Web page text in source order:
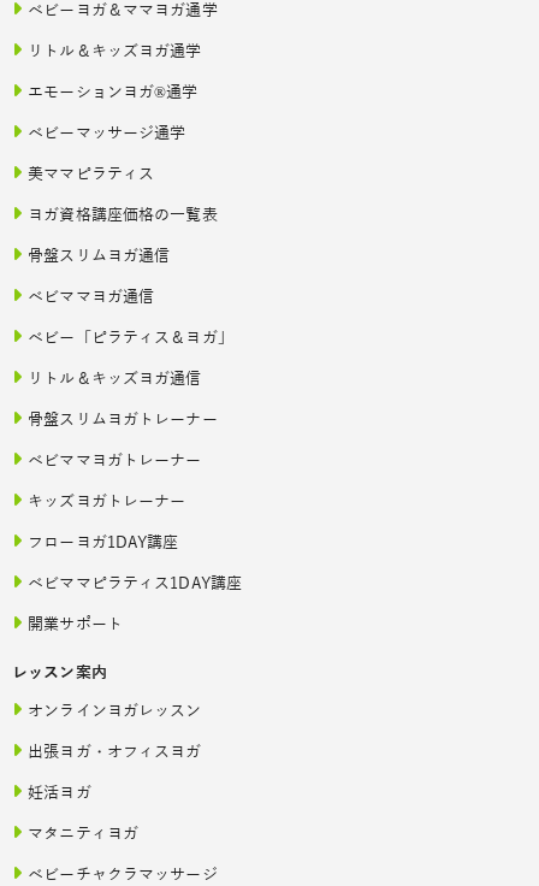
ベビーヨガ＆ママヨガ通学
リトル＆キッズヨガ通学
エモーションヨガ®通学
ベビーマッサージ通学
美ママピラティス
ヨガ資格講座価格の一覧表
骨盤スリムヨガ通信
ベビママヨガ通信
ベビー「ピラティス＆ヨガ」
リトル＆キッズヨガ通信
骨盤スリムヨガトレーナー
ベビママヨガトレーナー
キッズヨガトレーナー
フローヨガ1DAY講座
ベビママピラティス1DAY講座
開業サポート
レッスン案内
オンラインヨガレッスン
出張ヨガ・オフィスヨガ
妊活ヨガ
マタニティヨガ
ベビーチャクラマッサージ